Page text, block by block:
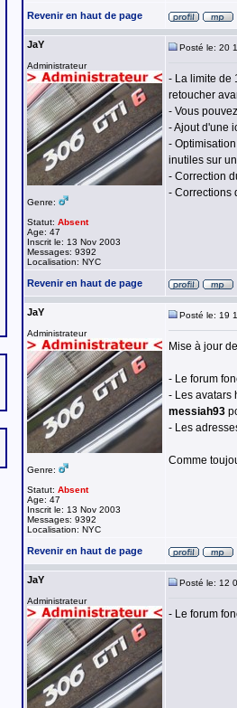
Revenir en haut de page
JaY
Administrateur
Genre:
Statut: Absent
Age: 47
Inscrit le: 13 Nov 2003
Messages: 9392
Localisation: NYC
Posté le: 20
- La limite de
retoucher
- Vous
- Ajout d'une
-
inutiles sur
- Correction
- Corrections
Revenir en haut de page
JaY
Administrateur
Genre:
Statut: Absent
Age: 47
Inscrit le: 13 Nov 2003
Messages: 9392
Localisation: NYC
Posté le: 19
Mise à jour
- Le forum
- Les avatars
messiah93
- Les
Comme
Revenir en haut de page
JaY
Administrateur
Posté le: 12
- Le forum